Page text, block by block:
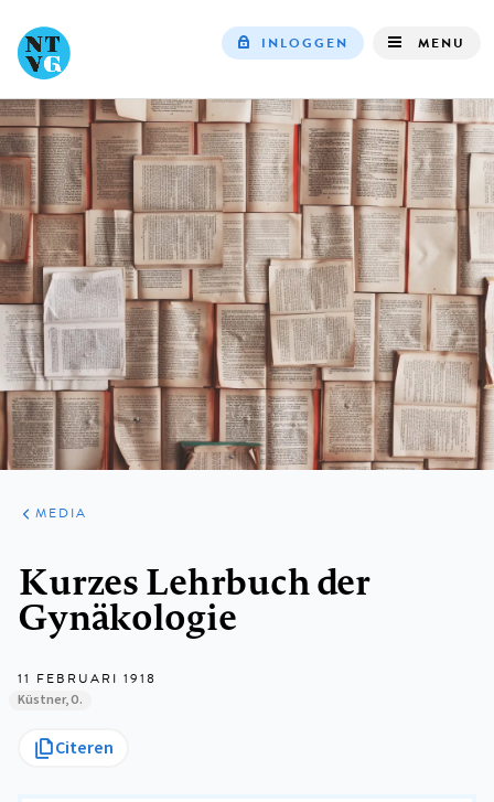
navigation
INLOGGEN MENU
ARTIKELEN
VARIA
MEDIA
Kurzes Lehrbuch der
Gynäkologie
11 FEBRUARI 1918
Küstner, O.
Citeren